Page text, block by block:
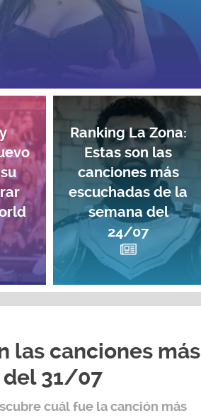
Ranking La Zona:
Estas son las
canciones más
escuchadas de la
semana del
24/07
las canciones más
del 31/07
cuál fue la canción más